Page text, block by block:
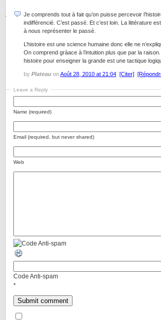
Je comprends tout à fait qu’on puisse percevoir
indifférencié. C’est passé. Et c’est loin. La littérature
à nous représenter le passé.
L’histoire est une science humaine donc elle ne
On comprend gràace à l’intuition plus que par la
histoire pour enseigner la grande est une tactique
by Plateau onAoût 28, 2010 at 21:04 [Citer]
Leave a Reply
Name (required)
Email (required, but never shared)
Web
Code Anti-spam
*